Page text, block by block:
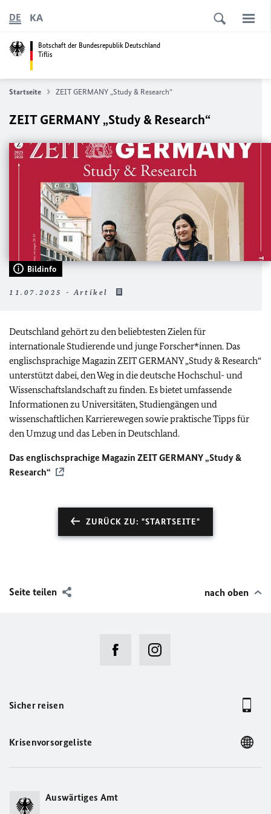
Botschaft der Bundesrepublik Deutschland
Tiflis
DE KA
Startseite ZEIT GERMANY „Study & Research“
ZEIT GERMANY „Study & Research“
Bildinfo
11.07.2025 - Artikel
Deutschland gehört zu den beliebtesten Zielen für
internationale Studierende und junge Forscher*innen. Das
englischsprachige Magazin ZEIT GERMANY „Study & Research“
unterstützt dabei, den Weg in die deutsche Hochschul- und
Wissenschaftslandschaft zu finden. Es bietet umfassende
Informationen zu Universitäten, Studiengängen und
wissenschaftlichen Karrierewegen sowie praktische Tipps für
den Umzug und das Leben in Deutschland.
Das englischsprachige Magazin ZEIT GERMANY „Study &
Research“
ZURÜCK ZU: "STARTSEITE"
Seite teilen nach oben
Sicher reisen
Krisenvorsorgeliste
Auswärtiges Amt